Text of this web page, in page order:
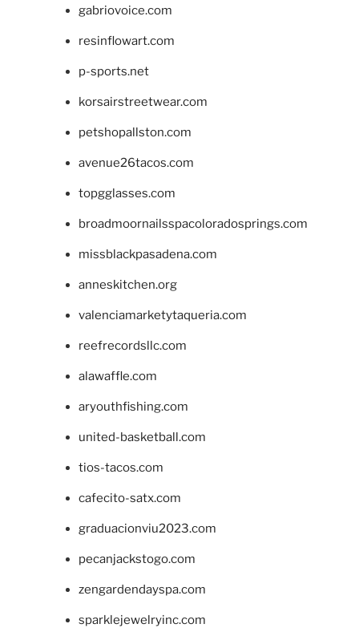
gabriovoice.com
resinflowart.com
p-sports.net
korsairstreetwear.com
petshopallston.com
avenue26tacos.com
topgglasses.com
broadmoornailsspacoloradosprings.com
missblackpasadena.com
anneskitchen.org
valenciamarketytaqueria.com
reefrecordsllc.com
alawaffle.com
aryouthfishing.com
united-basketball.com
tios-tacos.com
cafecito-satx.com
graduacionviu2023.com
pecanjackstogo.com
zengardendayspa.com
sparklejewelryinc.com